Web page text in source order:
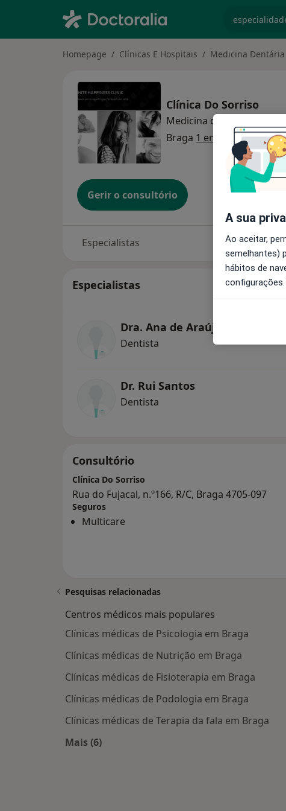
Homepage Clínicas E Hospitais Medicina Dentária
Clínica Do Sorriso
Medicina dentária
Braga 1 endereço
Gerir o consultório
Especialistas
Especialistas
Dra. Ana de Araújo e Silva
Dentista
Dr. Rui Santos
Dentista
Consultório
Clínica Do Sorriso
Rua do Fujacal, n.º166, R/C, Braga 4705-097
Seguros
Multicare
Pesquisas relacionadas
Centros médicos mais populares
Clínicas médicas de Psicologia em Braga
Clínicas médicas de Nutrição em Braga
Clínicas médicas de Fisioterapia em Braga
Clínicas médicas de Podologia em Braga
Clínicas médicas de Terapia da fala em Braga
Mais (6)
A sua
Ao aceitar,
semelhantes)
hábitos de